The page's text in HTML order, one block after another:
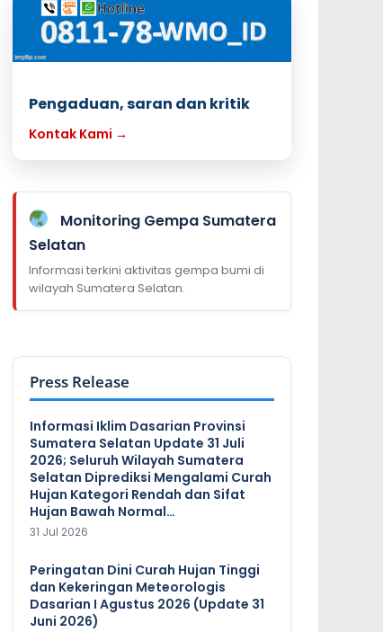
Pengaduan, saran dan kritik
Kontak Kami →
Monitoring Gempa Sumatera
Selatan
Informasi terkini aktivitas gempa bumi di
wilayah Sumatera Selatan.
Press Release
Informasi Iklim Dasarian Provinsi
Sumatera Selatan Update 31 Juli
2026; Seluruh Wilayah Sumatera
Selatan Diprediksi Mengalami Curah
Hujan Kategori Rendah dan Sifat
Hujan Bawah Normal…
31 Jul 2026
Peringatan Dini Curah Hujan Tinggi
dan Kekeringan Meteorologis
Dasarian I Agustus 2026 (Update 31
Juni 2026)